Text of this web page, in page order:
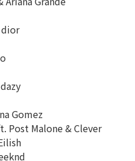
dior
Gomez
Post Malone & Clever